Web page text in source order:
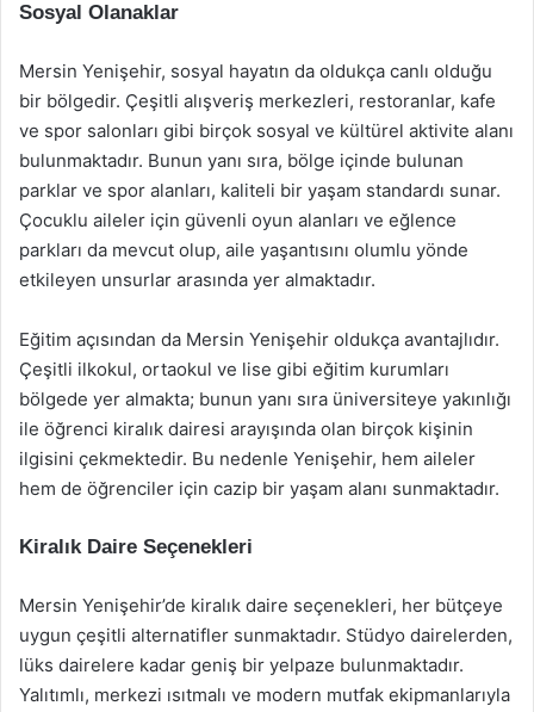
Sosyal Olanaklar
Mersin Yenişehir, sosyal hayatın da oldukça canlı olduğu
bir bölgedir. Çeşitli alışveriş merkezleri, restoranlar, kafe
ve spor salonları gibi birçok sosyal ve kültürel aktivite alanı
bulunmaktadır. Bunun yanı sıra, bölge içinde bulunan
parklar ve spor alanları, kaliteli bir yaşam standardı sunar.
Çocuklu aileler için güvenli oyun alanları ve eğlence
parkları da mevcut olup, aile yaşantısını olumlu yönde
etkileyen unsurlar arasında yer almaktadır.
Eğitim açısından da Mersin Yenişehir oldukça avantajlıdır.
Çeşitli ilkokul, ortaokul ve lise gibi eğitim kurumları
bölgede yer almakta; bunun yanı sıra üniversiteye yakınlığı
ile öğrenci kiralık dairesi arayışında olan birçok kişinin
ilgisini çekmektedir. Bu nedenle Yenişehir, hem aileler
hem de öğrenciler için cazip bir yaşam alanı sunmaktadır.
Kiralık Daire Seçenekleri
Mersin Yenişehir’de kiralık daire seçenekleri, her bütçeye
uygun çeşitli alternatifler sunmaktadır. Stüdyo dairelerden,
lüks dairelere kadar geniş bir yelpaze bulunmaktadır.
Yalıtımlı, merkezi ısıtmalı ve modern mutfak ekipmanlarıyla